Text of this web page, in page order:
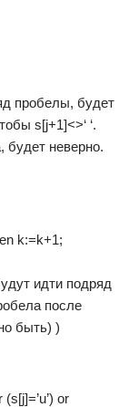
пробелы, будет
s[j+1]<>‘ ‘.
будет неверно.
k:=k+1;
идти подряд
после
быть) )
(s[j]=’u’) or